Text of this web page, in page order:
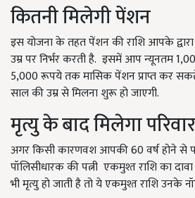
कितनी मिलेगी पेंशन
इस योजना के तहत पेंशन की राशि आपके
उम्र पर निर्भर करती है. इसमें आप न्यूनतम
5,000 रूपये तक मासिक पेंशन प्राप्त कर
साल की उम्र से मिलना शुरू हो जाएगी.
मृत्यु के बाद मिलेगा
अगर किसी कारणवश आपकी 60 वर्ष होने से
पॉलिसीधारक की पत्नी एकमुश्त राशि का
भी मृत्यु हो जाती है तो ये एकमुश्त राशि उनके